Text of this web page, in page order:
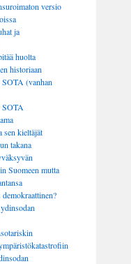
versio
ja
huolta
historiaan
(vanhan
sen kieltäjät
takana
Suomeen mutta